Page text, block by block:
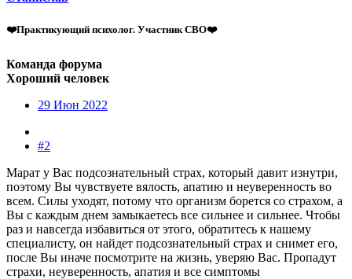
❤️Практикующий психолог. Участник СВО❤️
Команда форума
Хороший человек
29 Июн 2022
#2
Марат у Вас подсознательный страх, который давит изнутри,
поэтому Вы чувствуете вялость, апатию и неуверенность во
всем. Силы уходят, потому что организм борется со страхом, а
Вы с каждым днем замыкаетесь все сильнее и сильнее. Чтобы
раз и навсегда избавиться от этого, обратитесь к нашему
специалисту, он найдет подсознательный страх и снимет его,
после Вы иначе посмотрите на жизнь, уверяю Вас. Пропадут
страхи, неуверенность, апатия и все симптомы